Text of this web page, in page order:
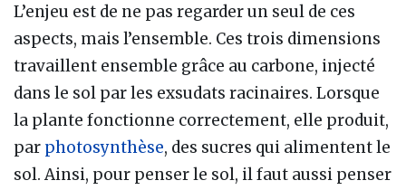
L’enjeu est de ne pas regarder un seul de ces
aspects, mais l’ensemble. Ces trois dimensions
travaillent ensemble grâce au carbone, injecté
dans le sol par les exsudats racinaires. Lorsque
la plante fonctionne correctement, elle produit,
par photosynthèse, des sucres qui alimentent le
sol. Ainsi, pour penser le sol, il faut aussi penser